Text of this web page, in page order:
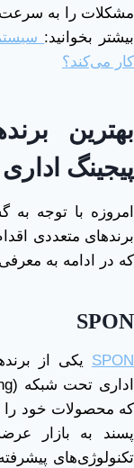
مشکلات را به‌
بیشتر بخوانید:
کار می‌کند؟
بهترین
پیجینگ اداری
امروزه با توجه
برندهای متعددی
که در ادامه به
SPON
SPON یکی از
که محصولات خود را
پسند به بازار
تکنولوژی‌های